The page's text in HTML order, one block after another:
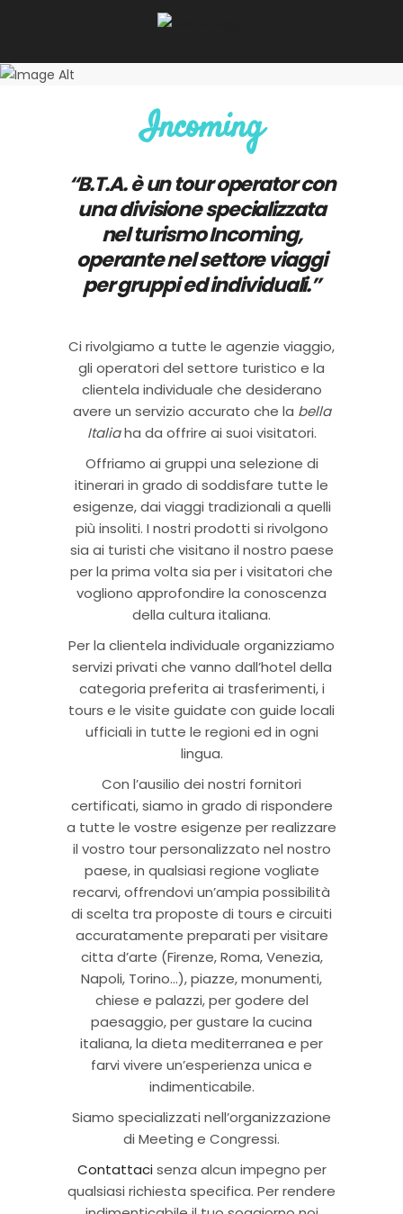
Incoming
“B.T.A. è un tour operator con
una divisione specializzata
nel turismo Incoming,
operante nel settore viaggi
per gruppi ed individuali.”
Ci rivolgiamo a tutte le agenzie viaggio,
gli operatori del settore turistico e la
clientela individuale che desiderano
avere un servizio accurato che la bella
Italiaha da offrire ai suoi visitatori.
Offriamo ai gruppi una selezione di
itinerari in grado di soddisfare tutte le
esigenze, dai viaggi tradizionali a quelli
più insoliti. I nostri prodotti si rivolgono
sia ai turisti che visitano il nostro paese
per la prima volta sia per i visitatori che
vogliono approfondire la conoscenza
della cultura italiana.
Per la clientela individuale organizziamo
servizi privati che vanno dall’hotel della
categoria preferita ai trasferimenti, i
tours e le visite guidate con guide locali
ufficiali in tutte le regioni ed in ogni
lingua.
Con l’ausilio dei nostri fornitori
certificati, siamo in grado di rispondere
a tutte le vostre esigenze per realizzare
il vostro tour personalizzato nel nostro
paese, in qualsiasi regione vogliate
recarvi, offrendovi un’ampia possibilità
di scelta tra proposte di tours e circuiti
accuratamente preparati per visitare
citta d’arte (Firenze, Roma, Venezia,
Napoli, Torino…), piazze, monumenti,
chiese e palazzi, per godere del
paesaggio, per gustare la cucina
italiana, la dieta mediterranea e per
farvi vivere un’esperienza unica e
indimenticabile.
Siamo specializzati nell’organizzazione
di Meeting e Congressi.
Contattacisenza alcun impegno per
qualsiasi richiesta specifica. Per rendere